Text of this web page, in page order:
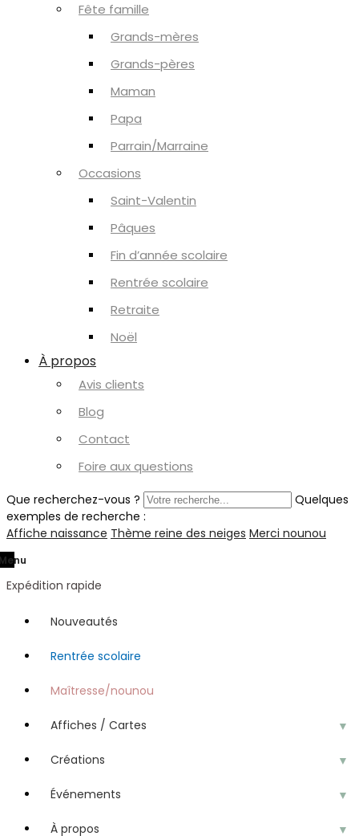
Fête famille
Grands-mères
Grands-pères
Maman
Papa
Parrain/Marraine
Occasions
Saint-Valentin
Pâques
Fin d’année scolaire
Rentrée scolaire
Retraite
Noël
À propos
Avis clients
Blog
Contact
Foire aux questions
Que recherchez-vous ?
Quelques
exemples de recherche :
Affiche naissance Thème reine des neiges Merci nounou
Expédition rapide
Nouveautés
Rentrée scolaire
Maîtresse/nounou
Affiches / Cartes ▼
Créations ▼
Événements ▼
À propos ▼